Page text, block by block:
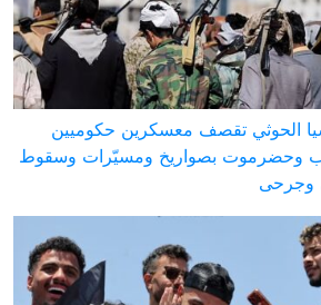
الحوثي تقصف معسكرين حكوميين
وحضرموت بصواريخ ومسيّرات وسقوط
وجرحى